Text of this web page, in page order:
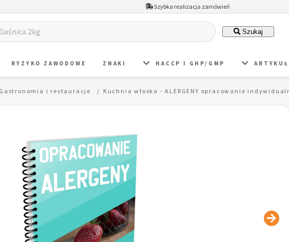
Szybka realizacja zamówień
Szukaj
RYZYKO ZAWODOWE ZNAKI HACCP I GHP/GMP
Gastronomia i restauracje Kuchnia włoska - ALERGENY opracowanie